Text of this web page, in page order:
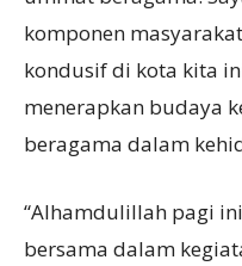
komponen
kondusif di kota kita
menerapkan budaya
beragama dalam
“Alhamdulillah pagi
bersama dalam